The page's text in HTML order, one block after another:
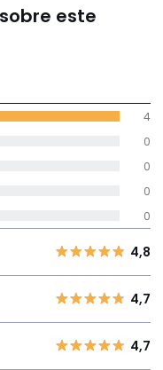
este
(4)
preço
4,8
4,7
4,7
0
0
0
0
4
4,8
4,7
4,7